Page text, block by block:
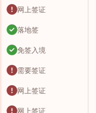
网上签证
落地签
免签入境
需要签证
网上签证
网上签证